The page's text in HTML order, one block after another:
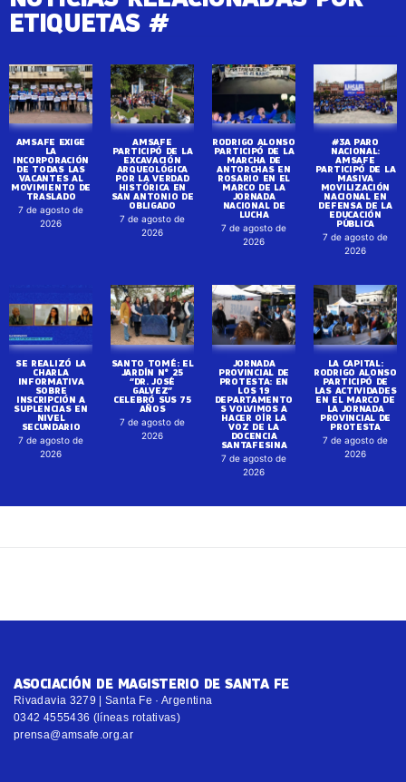
ETIQUETAS #
AMSAFE EXIGE
LA
INCORPORACIÓN
DE TODAS LAS
VACANTES AL
MOVIMIENTO DE
TRASLADO
7 de agosto de
2026
AMSAFE
PARTICIPÓ DE LA
EXCAVACIÓN
ARQUEOLÓGICA
POR LA VERDAD
HISTÓRICA EN
SAN ANTONIO DE
OBLIGADO
7 de agosto de
2026
RODRIGO ALONSO
PARTICIPÓ DE LA
MARCHA DE
ANTORCHAS EN
ROSARIO EN EL
MARCO DE LA
JORNADA
NACIONAL DE
LUCHA
7 de agosto de
2026
#3A PARO
NACIONAL:
AMSAFE
PARTICIPÓ DE LA
MASIVA
MOVILIZACIÓN
NACIONAL EN
DEFENSA DE LA
EDUCACIÓN
PÚBLICA
7 de agosto de
2026
SE REALIZÓ LA
CHARLA
INFORMATIVA
SOBRE
INSCRIPCIÓN A
SUPLENCIAS EN
NIVEL
SECUNDARIO
7 de agosto de
2026
SANTO TOMÉ: EL
JARDÍN N° 25
“DR. JOSÉ
GALVEZ”
CELEBRÓ SUS 75
AÑOS
7 de agosto de
2026
JORNADA
PROVINCIAL DE
PROTESTA: EN
LOS 19
DEPARTAMENTO
S VOLVIMOS A
HACER OÍR LA
VOZ DE LA
DOCENCIA
SANTAFESINA
7 de agosto de
2026
LA CAPITAL:
RODRIGO ALONSO
PARTICIPÓ DE
LAS ACTIVIDADES
EN EL MARCO DE
LA JORNADA
PROVINCIAL DE
PROTESTA
7 de agosto de
2026
ASOCIACIÓN DE MAGISTERIO DE SANTA FE
Rivadavia 3279 | Santa Fe · Argentina
0342 4555436 (líneas rotativas)
prensa@amsafe.org.ar